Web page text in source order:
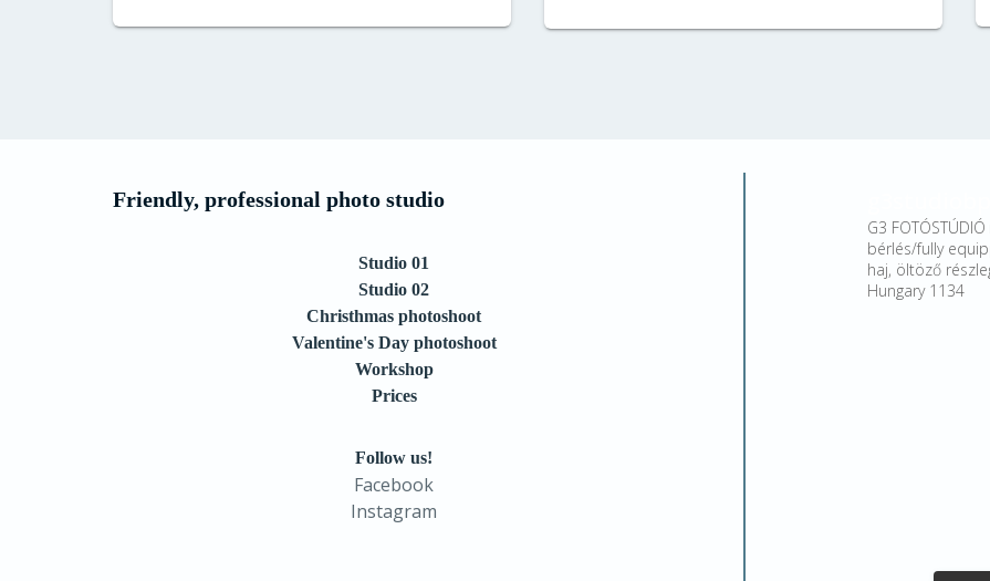
Friendly, professional photo studio
Studio 01
Studio 02
Christhmas photoshoot
Valentine's Day photoshoot
Workshop
Prices
Follow us!
Facebook
Instagram
G3
bérlés/fully
haj, öltöző
Hungary 1134